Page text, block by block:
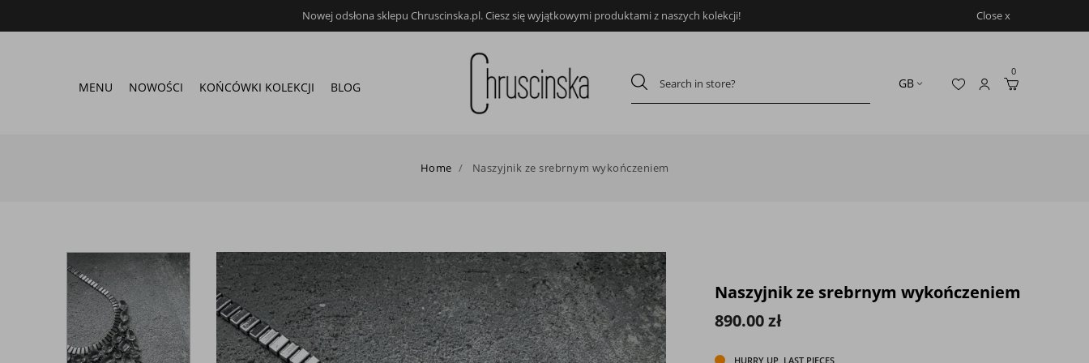
Nowej odsłona sklepu Chruscinska.pl. Ciesz się wyjątkowymi produktami z naszych kolekcji! Close x
MENU NOWOŚCI KOŃCÓWKI KOLEKCJI BLOG
0
Home Naszyjnik ze srebrnym wykończeniem
Naszyjnik ze srebrnym wykończeniem
890.00 zł
HURRY UP, LAST PIECES